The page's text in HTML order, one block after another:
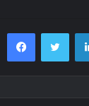
Facebook